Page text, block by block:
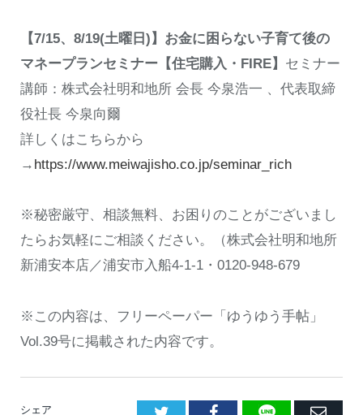
【7/15、8/19(土曜日)】お金に困らない子育て後の
マネープランセミナー【住宅購入・FIRE】 セミナー
講師：株式会社明和地所 会長 今泉浩一 、代表取締
役社長 今泉向爾
詳しくはこちらから
→ https://www.meiwajisho.co.jp/seminar_rich
※秘密厳守、相談無料、お困りのことがございまし
たらお気軽にご相談ください。（株式会社明和地所
新浦安本店／浦安市入船4-1-1・0120-948-679
※この内容は、フリーペーパー「ゆうゆう手帖」
Vol.39号に掲載された内容です。
シェア Facebook
LINE
E